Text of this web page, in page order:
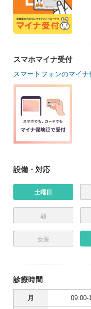
スマホマイナ受付
スマートフォンのマイ
設備・対応
土曜日
朝
女医
診療時間
月 09:00-